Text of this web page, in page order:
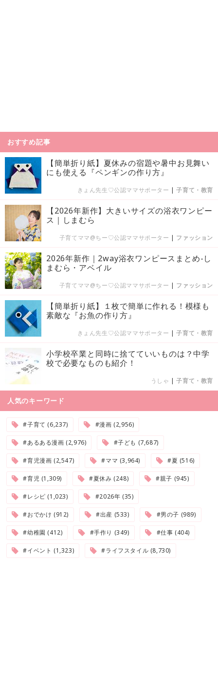
おすすめ記事
【簡単折り紙】夏休みの宿題や暑中お見舞い
にも使える『ペンギンの作り方』
きょん先生♡公認ママサポーター |子育て・教育
【2026年新作】大きいサイズの浴衣ワンピー
ス｜しまむら
子育てママ@ちー♡公認ママサポーター | ファッション
2026年新作｜2way浴衣ワンピースまとめ-し
まむら・アベイル
子育てママ@ちー♡公認ママサポーター | ファッション
【簡単折り紙】１枚で簡単に作れる！模様も
素敵な『お魚の作り方』
きょん先生♡公認ママサポーター |子育て・教育
小学校卒業と同時に捨てていいものは？中学
校で必要なものも紹介！
うしゃ |子育て・教育
人気のキーワード
#子育て (6,237) #漫画 (2,956)
#あるある漫画 (2,976) #子ども (7,687)
#育児漫画 (2,547) #ママ (3,964) #夏 (516)
#育児 (1,309) #夏休み (248) #親子 (945)
#レシピ (1,023) #2026年 (35)
#おでかけ (912) #出産 (533) #男の子 (989)
#幼稚園 (412) #手作り (349) #仕事 (404)
#イベント (1,323) #ライフスタイル (8,730)